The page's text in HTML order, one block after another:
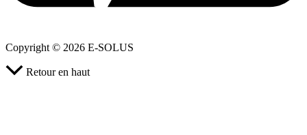
Copyright © 2026 E-SOLUS
Retour en haut